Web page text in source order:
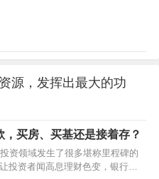
源，发挥出最大的功
，买房、买基还是接着存？
资领域发生了很多堪称里程碑的
投资者闻高息理财色变，银行理